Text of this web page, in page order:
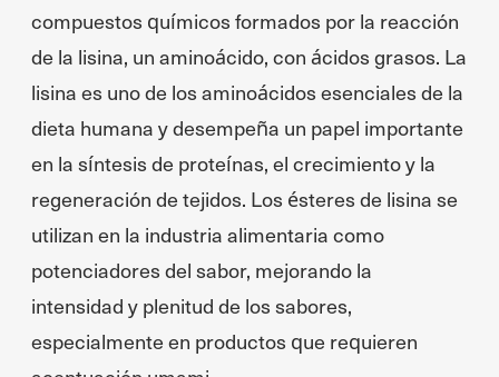
compuestos químicos formados por la reacción
de la lisina, un aminoácido, con ácidos grasos. La
lisina es uno de los aminoácidos esenciales de la
dieta humana y desempeña un papel importante
en la síntesis de proteínas, el crecimiento y la
regeneración de tejidos. Los ésteres de lisina se
utilizan en la industria alimentaria como
potenciadores del sabor, mejorando la
intensidad y plenitud de los sabores,
especialmente en productos que requieren